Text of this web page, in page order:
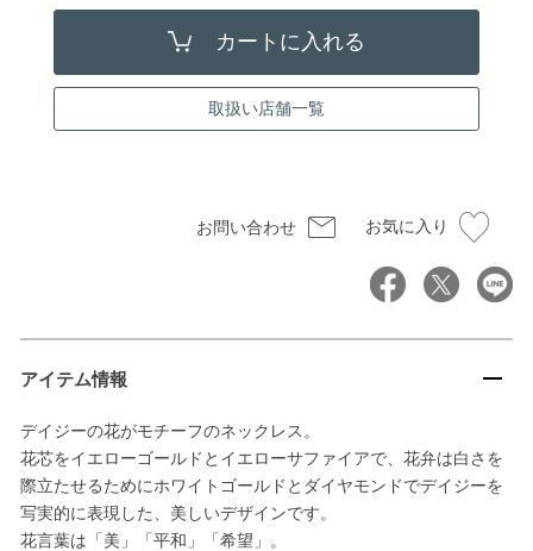
取扱い店舗一覧
お問い合わせ お気に入り
アイテム情報
デイジーの花がモチーフのネックレス。
花芯をイエローゴールドとイエローサファイアで、花弁は白さを
際立たせるためにホワイトゴールドとダイヤモンドでデイジーを
写実的に表現した、美しいデザインです。
花言葉は「美」「平和」「希望」。